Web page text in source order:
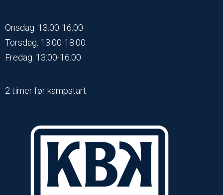
Onsdag: 13:00-16:00
Torsdag: 13:00-18:00
Fredag: 13:00-16:00
2 timer før kampstart.